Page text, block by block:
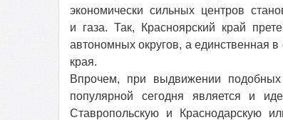
экономически сильных центров
и газа. Так, Красноярский край
автономных округов, а единственная
края.
Впрочем, при выдвижении
популярной сегодня является и
Ставропольскую и Краснодарскую